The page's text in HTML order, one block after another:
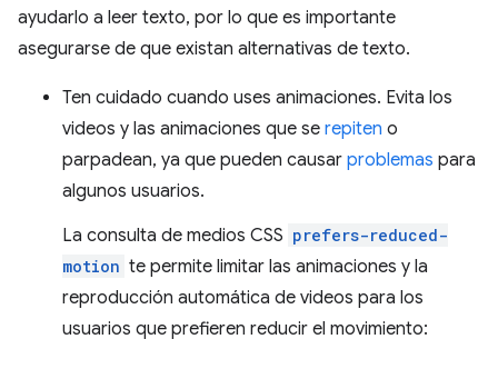
ayudarlo a leer texto, por lo que es importante
asegurarse de que existan alternativas de texto.
Ten cuidado cuando uses animaciones. Evita los
videos y las animaciones que se repiten o
parpadean, ya que pueden causar problemas para
algunos usuarios.
La consulta de medios CSS prefers-reduced-
motion te permite limitar las animaciones y la
reproducción automática de videos para los
usuarios que prefieren reducir el movimiento: